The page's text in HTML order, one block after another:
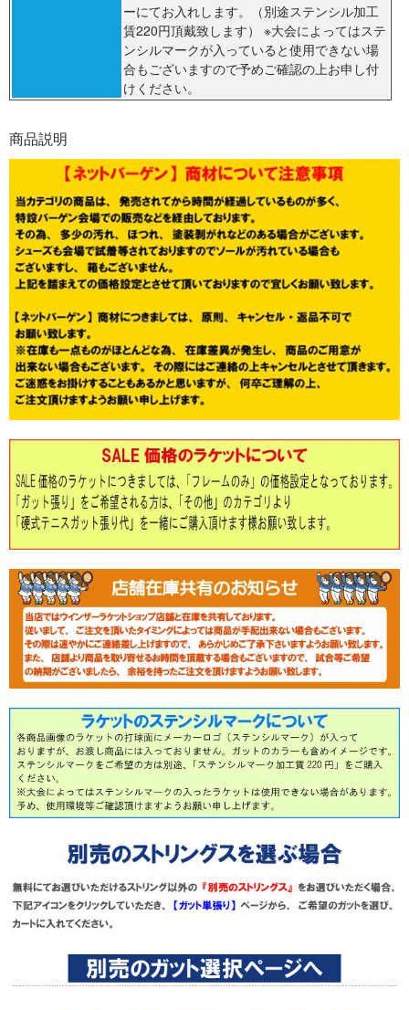
ーにてお入れします。（別途ステンシル加工
賃220円頂戴致します） ※大会によってはステ
ンシルマークが入っていると使用できない場
合もございますので予めご確認の上お申し付
けください。
商品説明